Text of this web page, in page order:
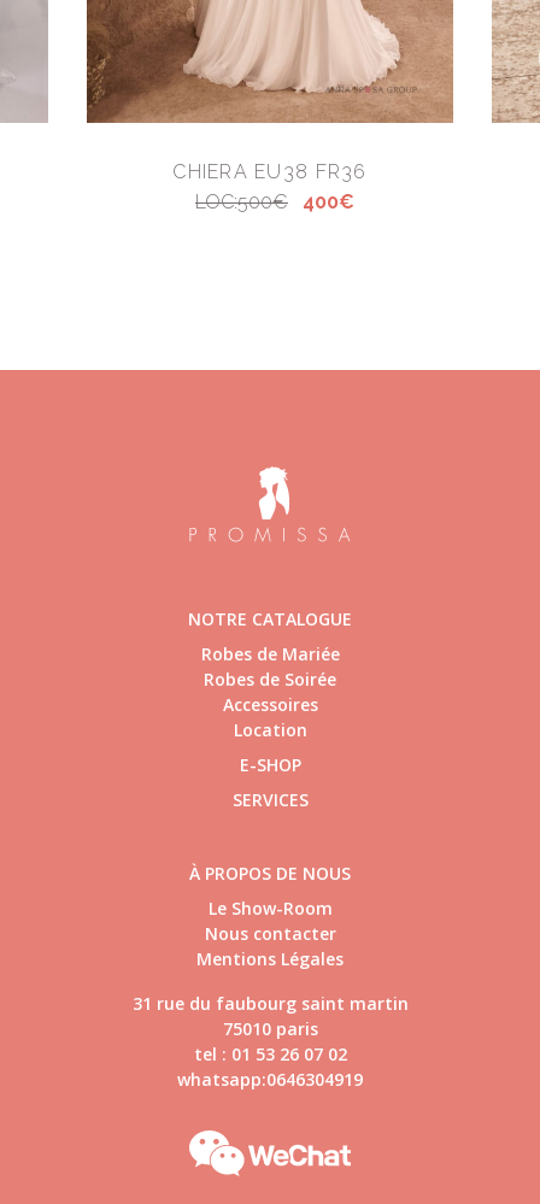
CHIERA EU38 FR36
LOC:500€
400€
NOTRE CATALOGUE
Robes de Mariée
Robes de Soirée
Accessoires
Location
E-SHOP
SERVICES
À PROPOS DE NOUS
Le Show-Room
Nous contacter
Mentions Légales
31 rue du faubourg saint martin
75010 paris
tel : 01 53 26 07 02
whatsapp:0646304919